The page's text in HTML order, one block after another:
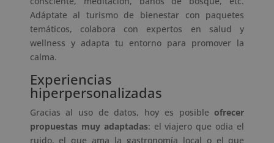
Adáptate al turismo de bienestar con paquetes
temáticos, colabora con expertos en salud y
wellness y adapta tu entorno para promover la
calma.
Experiencias
hiperpersonalizadas
Gracias al uso de datos, hoy es posibleofrecer
propuestas muy adaptadas: el viajero que odia el
ruido, el que ama la gastronomía local o el que